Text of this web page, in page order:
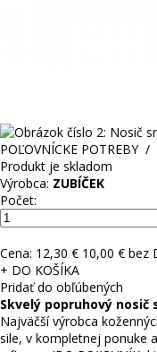
POĽOVNÍCKE POTREBY/
Produkt je skladom
Výrobca: ZUBÍČEK
Počet:
Cena: 12,30 € 10,00 € bez
+ DO KOŠÍKA
Pridať do obľúbených
Skvelý popruhový nosič
Najväčší výrobca
sile, v kompletnej ponuke